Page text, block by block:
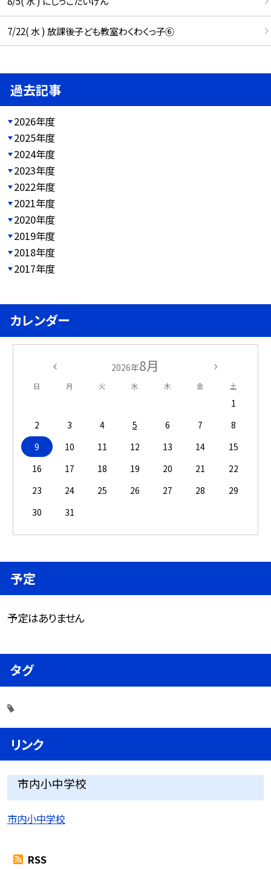
7/22( 水 ) 放課後子ども教室わくわくっ子⑥
過去記事
2026年度
2025年度
2024年度
2023年度
2022年度
2021年度
2020年度
2019年度
2018年度
2017年度
カレンダー
2026年8月
日 月 火 水 木 金 土
1
2
3 4 5 6 7
8
9
10 11 12 13 14
15
16
17 18 19 20 21
22
23
24 25 26 27 28
29
30
31
予定
予定はありません
タグ
リンク
市内小中学校
市内小中学校
RSS